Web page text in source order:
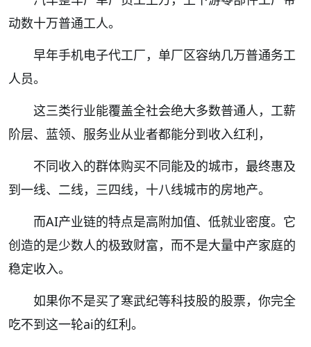
动数十万普通工人。
早年手机电子代工厂，单厂区容纳几万普通务工
人员。
这三类行业能覆盖全社会绝大多数普通人，工薪
阶层、蓝领、服务业从业者都能分到收入红利，
不同收入的群体购买不同能及的城市，最终惠及
到一线、二线，三四线，十八线城市的房地产。
而AI产业链的特点是高附加值、低就业密度。它
创造的是少数人的极致财富，而不是大量中产家庭的
稳定收入。
如果你不是买了寒武纪等科技股的股票，你完全
吃不到这一轮ai的红利。